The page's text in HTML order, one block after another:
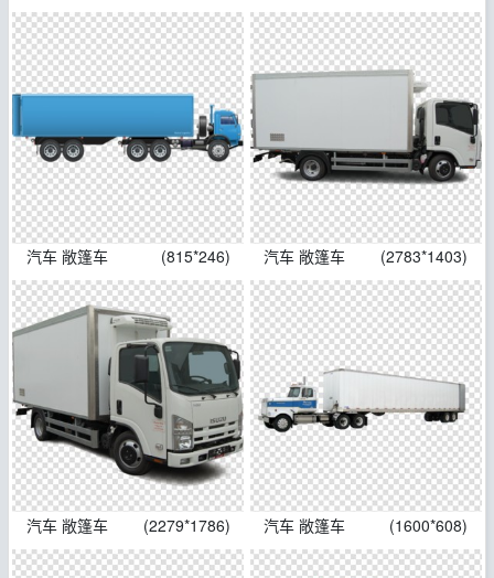
汽车 敞篷车 (815*246) 汽车 敞篷车 (2783*1403)
汽车 敞篷车 (2279*1786) 汽车 敞篷车 (1600*608)